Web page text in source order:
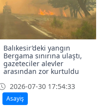
Balıkesir’deki yangın
Bergama sınırına ulaştı,
gazeteciler alevler
arasından zor kurtuldu
2026-07-30 17:54:33
Asayiş